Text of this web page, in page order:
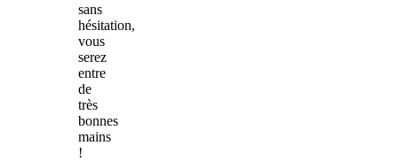
sans
hésitation,
vous
serez
entre
de
très
bonnes
mains
!